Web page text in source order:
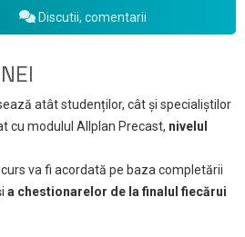
Discutii, comentarii
atât studenților, cât și specialiștilor
cu modulul Allplan Precast, nivelul
va fi acordată pe baza completării
a chestionarelor de la finalul fiecărui